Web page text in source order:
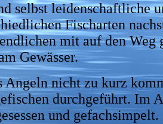
selbst leidenschaftliche
Fischarten
mit auf den Weg
Gewässer.
Angeln nicht zu kurz
durchgeführt. Im
und gefachsimpelt.